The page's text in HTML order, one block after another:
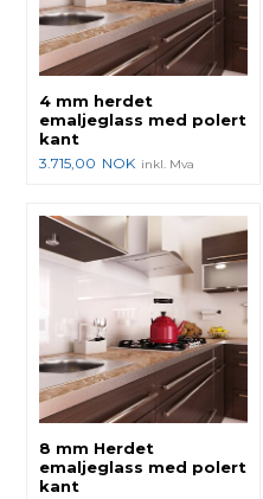
4 mm herdet
emaljeglass med polert
kant
3.715,00 NOK inkl. Mva
8 mm Herdet
emaljeglass med polert
kant